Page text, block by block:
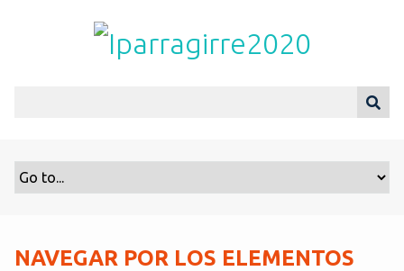
NAVEGAR POR LOS ELEMENTOS